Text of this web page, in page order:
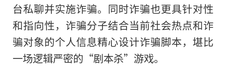
台私聊并实施诈骗。同时诈骗也更具针对性
和指向性，诈骗分子结合当前社会热点和诈
骗对象的个人信息精心设计诈骗脚本，堪比
一场逻辑严密的“剧本杀”游戏。